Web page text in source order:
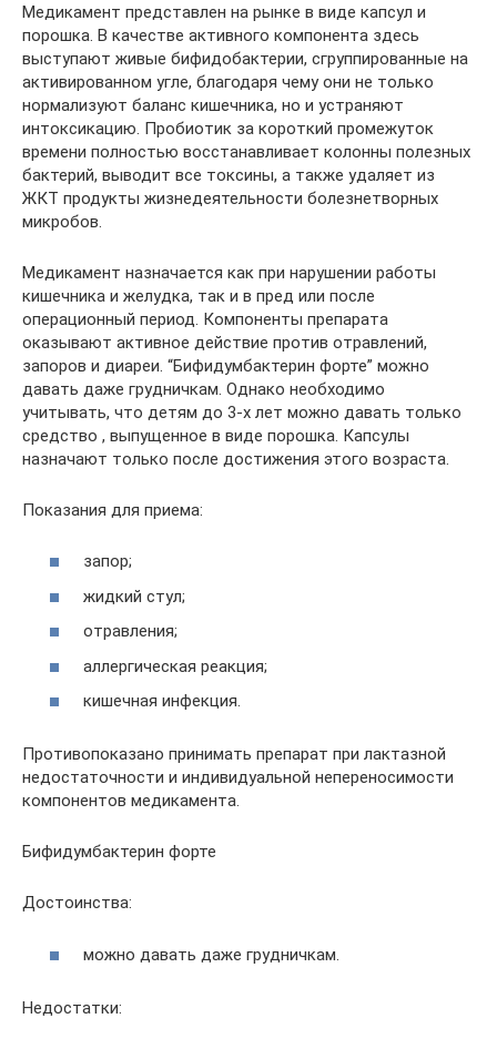
Медикамент представлен на рынке в виде капсул и
порошка. В качестве активного компонента здесь
выступают живые бифидобактерии, сгруппированные на
активированном угле, благодаря чему они не только
нормализуют баланс кишечника, но и устраняют
интоксикацию. Пробиотик за короткий промежуток
времени полностью восстанавливает колонны полезных
бактерий, выводит все токсины, а также удаляет из
ЖКТ продукты жизнедеятельности болезнетворных
микробов.
Медикамент назначается как при нарушении работы
кишечника и желудка, так и в пред или после
операционный период. Компоненты препарата
оказывают активное действие против отравлений,
запоров и диареи. “Бифидумбактерин форте” можно
давать даже грудничкам. Однако необходимо
учитывать, что детям до 3-х лет можно давать только
средство , выпущенное в виде порошка. Капсулы
назначают только после достижения этого возраста.
Показания для приема:
запор;
жидкий стул;
отравления;
аллергическая реакция;
кишечная инфекция.
Противопоказано принимать препарат при лактазной
недостаточности и индивидуальной непереносимости
компонентов медикамента.
Бифидумбактерин форте
Достоинства:
можно давать даже грудничкам.
Недостатки: